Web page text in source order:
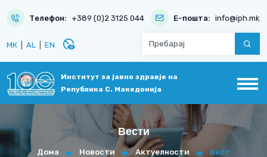
Телефон: +389 (0)2 3125 044 Е-пошта: info@iph.mk
МК AL EN disabled_visible
Институт за јавно здравје на
Република С. Македонија
Вести
Дома Новости Актуелности Вест